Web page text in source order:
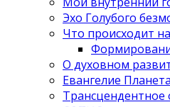
Эхо Голубого
Что происходит
О духовном
Евангелие